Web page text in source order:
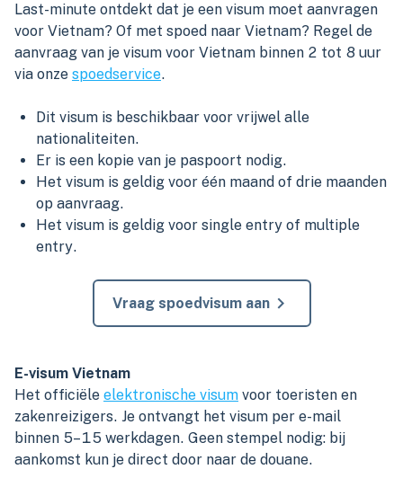
Last-minute ontdekt dat je een visum moet aanvragen
voor Vietnam? Of met spoed naar Vietnam? Regel de
aanvraag van je visum voor Vietnam binnen 2 tot 8 uur
via onze spoedservice.
Dit visum is beschikbaar voor vrijwel alle
nationaliteiten.
Er is een kopie van je paspoort nodig.
Het visum is geldig voor één maand of drie maanden
op aanvraag.
Het visum is geldig voor single entry of multiple
entry.
Vraag spoedvisum aan
E-visum Vietnam
Het officiële elektronische visum voor toeristen en
zakenreizigers. Je ontvangt het visum per e-mail
binnen 5–15 werkdagen. Geen stempel nodig: bij
aankomst kun je direct door naar de douane.